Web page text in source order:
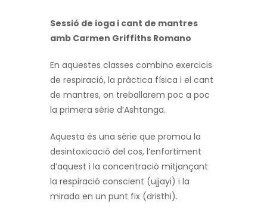
Sessió de ioga i cant de mantres
amb Carmen Griffiths Romano
En aquestes classes combino exercicis
de respiració, la pràctica física i el cant
de mantres, on treballarem poc a poc
la primera sèrie d’Ashtanga.
Aquesta és una sèrie que promou la
desintoxicació del cos, l’enfortiment
d’aquest i la concentració mitjançant
la respiració conscient (ujjayi) i la
mirada en un punt fix (dristhi).